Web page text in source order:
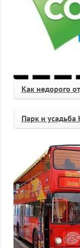
Как недорого
Парк и